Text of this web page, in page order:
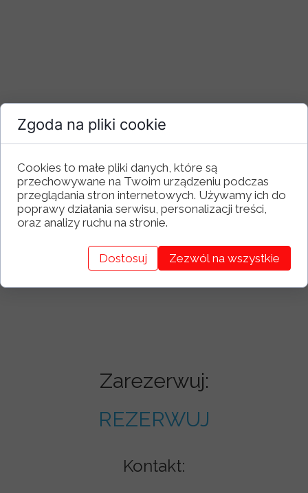
Zalety:
• Przyjazne dzieciom
• Miejsce do grillowania
• Zniżki dla dzieci
• Bliskie położenie do atrakcji i szlaków
turystycznych
Zarezerwuj:
REZERWUJ
Kontakt:
Zgoda na pliki cookie
Cookies to małe pliki danych, które są
przechowywane na Twoim urządzeniu podczas
przeglądania stron internetowych. Używamy ich do
poprawy działania serwisu, personalizacji treści,
oraz analizy ruchu na stronie.
Dostosuj Zezwól na wszystkie